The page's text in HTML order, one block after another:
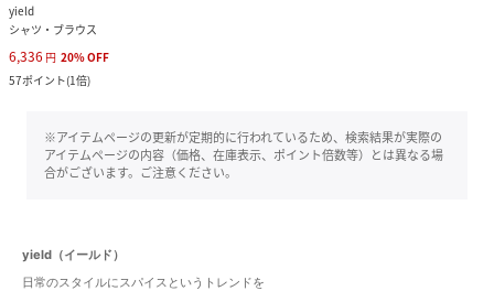
yield
シャツ・ブラウス
6,336 円 20%OFF
57ポイント(1倍)
※アイテムページの更新が定期的に行われているため、検索結果が実際の
アイテムページの内容（価格、在庫表示、ポイント倍数等）とは異なる場
合がございます。ご注意ください。
yield（イールド）
日常のスタイルにスパイスというトレンドを